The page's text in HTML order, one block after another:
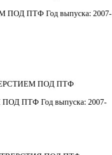
ПОД ПТФ Год выпуска: 2007-
ПОД ПТФ Год выпуска: 2007-